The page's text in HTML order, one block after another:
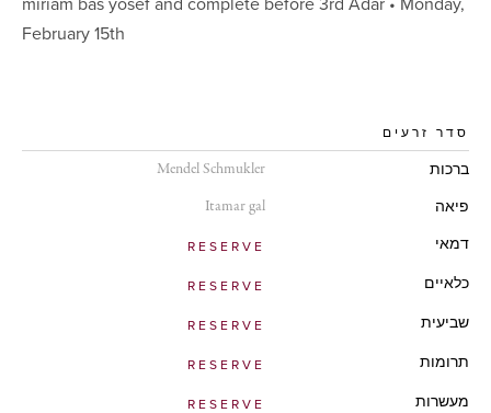
miriam bas yosef and complete before 3rd Adar • Monday,
February 15th
סדר זרעים
ברכות Mendel Schmukler
פיאה Itamar gal
דמאי RESERVE
כלאיים RESERVE
שביעית RESERVE
תרומות RESERVE
מעשרות RESERVE